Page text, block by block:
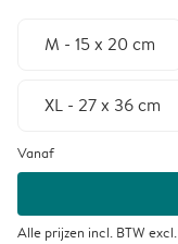
M - 15 x 20 cm
XL - 27 x 36 cm
Vanaf
Alle prijzen incl. BTW excl.